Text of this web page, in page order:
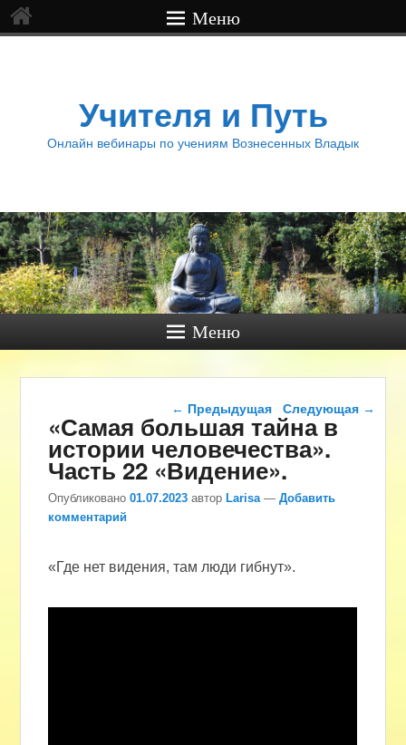
Меню
Учителя и Путь
Онлайн вебинары по учениям Вознесенных Владык
Меню
Навигация по записям
← Предыдущая Следующая →
«Самая большая тайна в
истории человечества».
Часть 22 «Видение».
Опубликовано01.07.2023 авторLarisa —Добавить
комментарий
«Где нет видения, там люди гибнут».